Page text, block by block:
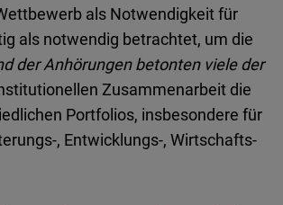
als Notwendigkeit für
als notwendig betrachtet, um die
der Anhörungen betonten viele der
Zusammenarbeit die
Portfolios, insbesondere für
, Entwicklungs-, Wirtschafts-